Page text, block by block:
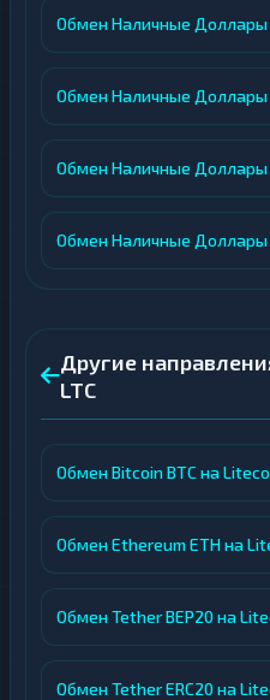
Обмен Наличные Доллары
Обмен Наличные Доллары
Обмен Наличные Доллары
Обмен Наличные Доллары
Другие
LTC
Обмен Bitcoin BTC на
Обмен Ethereum ETH на
Обмен Tether BEP20 на
Обмен Tether ERC20 на